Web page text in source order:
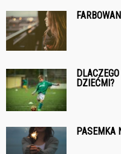
DZIEĆMI?
PASEMKA